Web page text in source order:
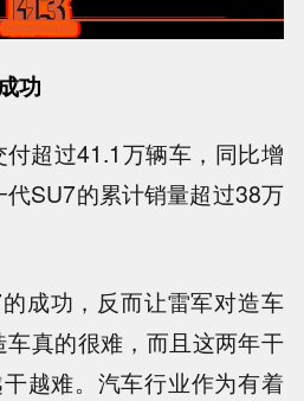
功
超过41.1万辆车，同比增
SU7的累计销量超过38万
成功，反而让雷军对造车
车真的很难，而且这两年干
越难。汽车行业作为有着